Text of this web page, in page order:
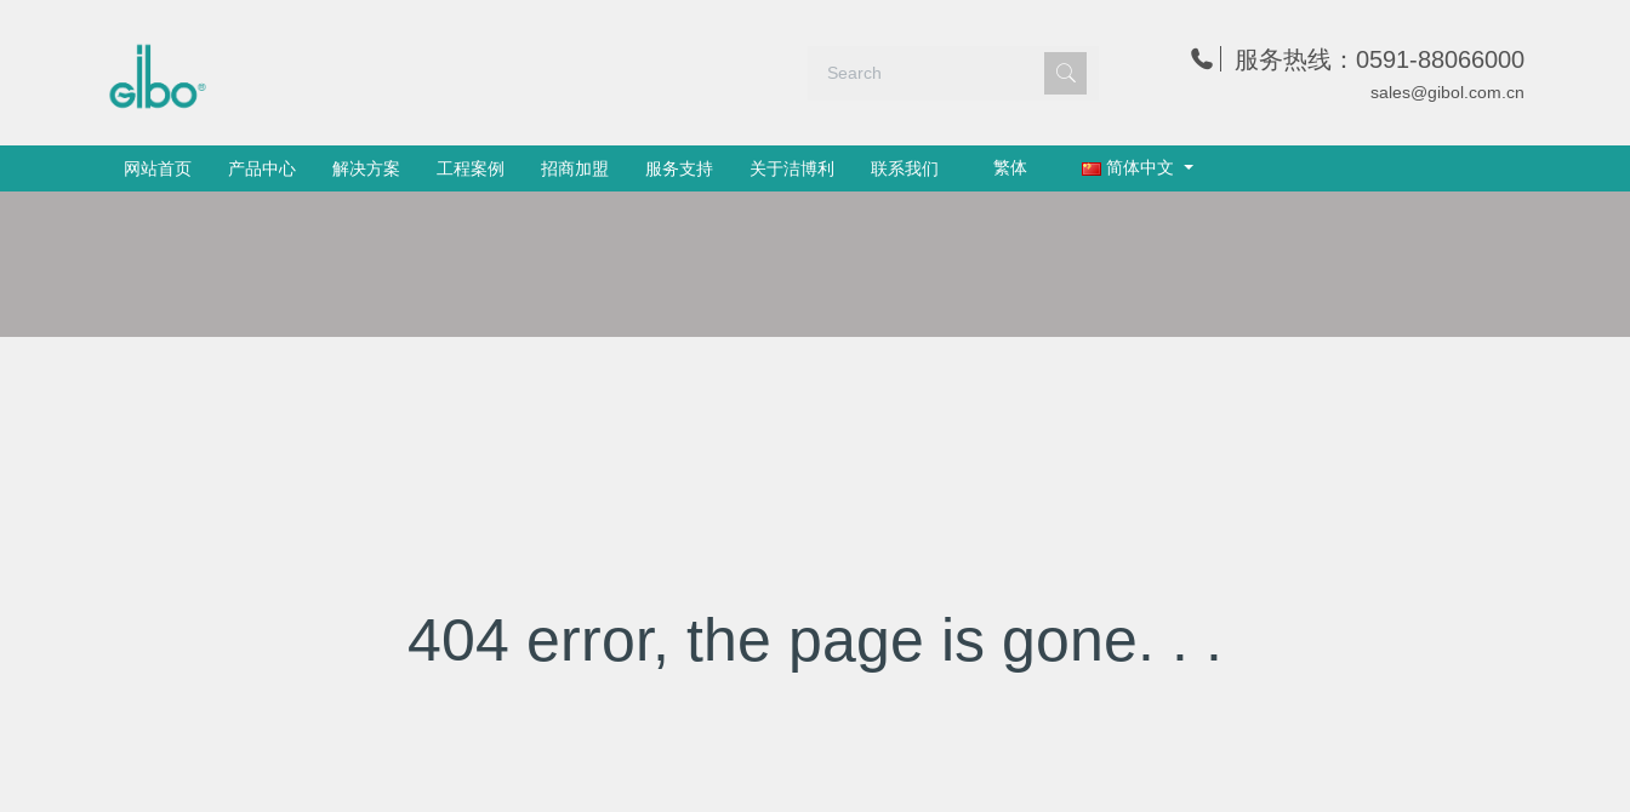
服务热线：0591-88066000
sales@gibol.com.cn
网站首页 产品中心 解决方案 工程案例 招商加盟 服务支持 关于洁博利 联系我们 繁体 简体中文
404 error, the page is gone. . .